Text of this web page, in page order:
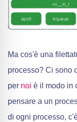
Ma cos'è una
processo? Ci sono
per noi è il modo in
pensare a un
di ogni processo,